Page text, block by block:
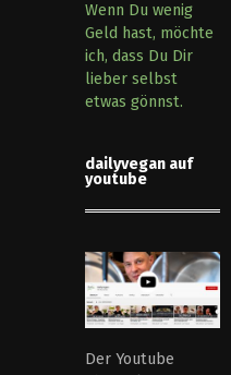
Wenn Du wenig
Geld hast, möchte
ich, dass Du Dir
lieber selbst
etwas gönnst.
dailyvegan auf
youtube
Der Youtube